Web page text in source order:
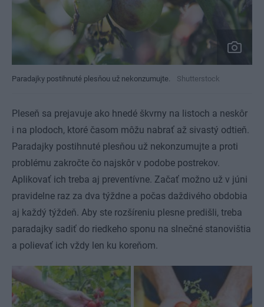
Paradajky postihnuté plesňou už nekonzumujte. Shutterstock
Pleseň sa prejavuje ako hnedé škvrny na listoch a neskôr
i na plodoch, ktoré časom môžu nabrať až sivastý odtieň.
Paradajky postihnuté plesňou už nekonzumujte a proti
problému zakročte čo najskôr v podobe postrekov.
Aplikovať ich treba aj preventívne. Začať možno už v júni
pravidelne raz za dva týždne a počas daždivého obdobia
aj každý týždeň. Aby ste rozšíreniu plesne predišli, treba
paradajky sadiť do riedkeho sponu na slnečné stanovištia
a polievať ich vždy len ku koreňom.